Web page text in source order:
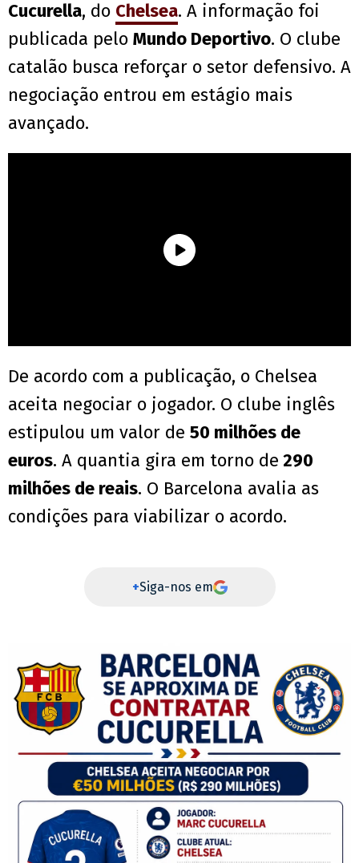
Cucurella, do Chelsea. A informação foi
publicada pelo Mundo Deportivo. O clube
catalão busca reforçar o setor defensivo. A
negociação entrou em estágio mais
avançado.
De acordo com a publicação, o Chelsea
aceita negociar o jogador. O clube inglês
estipulou um valor de 50 milhões de
euros. A quantia gira em torno de 290
milhões de reais. O Barcelona avalia as
condições para viabilizar o acordo.
+Siga-nos em